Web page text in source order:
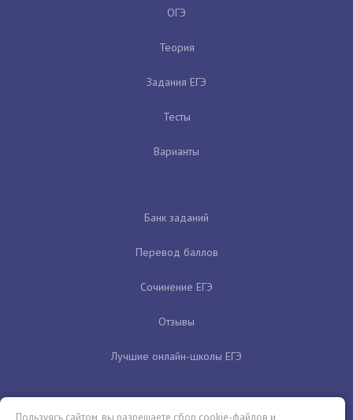
ОГЭ
Теория
Задания ЕГЭ
Тесты
Варианты
Банк заданий
Перевод баллов
Сочинение ЕГЭ
Отзывы
Лучшие онлайн-школы ЕГЭ
Пользуясь сайтом, вы разрешаете сбор cookie-файлов и